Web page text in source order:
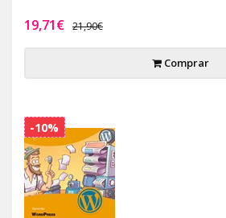
19,71€ 21,90€
Comprar
-10%